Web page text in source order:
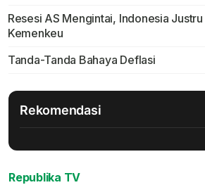
Resesi AS Mengintai, Indonesia
Kemenkeu
Tanda-Tanda Bahaya Deflasi
Rekomendasi
Republika TV